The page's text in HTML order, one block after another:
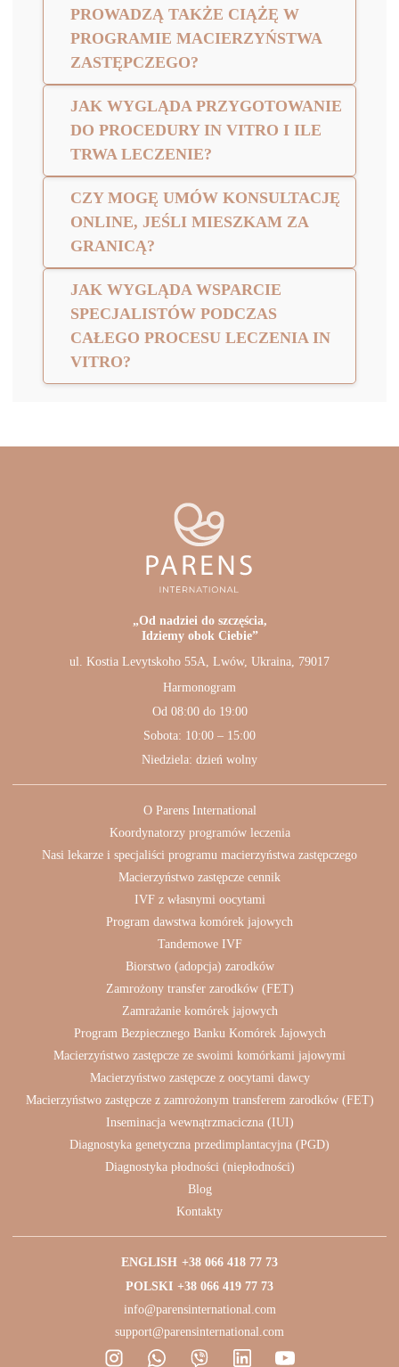
PROWADZĄ TAKŻE CIĄŻĘ W
PROGRAMIE MACIERZYŃSTWA
ZASTĘPCZEGO?
JAK WYGLĄDA PRZYGOTOWANIE
DO PROCEDURY IN VITRO I ILE
TRWA LECZENIE?
CZY MOGĘ UMÓW KONSULTACJĘ
ONLINE, JEŚLI MIESZKAM ZA
GRANICĄ?
JAK WYGLĄDA WSPARCIE
SPECJALISTÓW PODCZAS
CAŁEGO PROCESU LECZENIA IN
VITRO?
„Od nadziei do szczęścia,
Idziemy obok Ciebie”
ul. Kostia Levytskoho 55A, Lwów, Ukraina, 79017
Harmonogram
Od 08:00 do 19:00
Sobota: 10:00 – 15:00
Niedziela: dzień wolny
O Parens International
Koordynatorzy programów leczenia
Nasi lekarze i specjaliści programu macierzyństwa zastępczego
Macierzyństwo zastępcze cennik
IVF z własnymi oocytami
Program dawstwa komórek jajowych
Tandemowe IVF
Biorstwo (adopcja) zarodków
Zamrożony transfer zarodków (FET)
Zamrażanie komórek jajowych
Program Bezpiecznego Banku Komórek Jajowych
Macierzyństwo zastępcze ze swoimi komórkami jajowymi
Macierzyństwo zastępcze z oocytami dawcy
Macierzyństwo zastępcze z zamrożonym transferem zarodków (FET)
Inseminacja wewnątrzmaciczna (IUI)
Diagnostyka genetyczna przedimplantacyjna (PGD)
Diagnostyka płodności (niepłodności)
Blog
Kontakty
ENGLISH +38 066 418 77 73
POLSKI +38 066 419 77 73
info@parensinternational.com
support@parensinternational.com